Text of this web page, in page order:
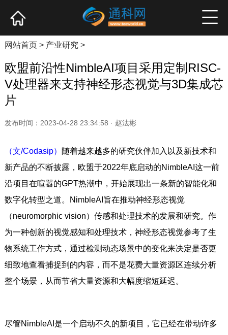
产业资讯 企业新品 高端访谈
网站首页> 产业研究 >
欧盟前沿性NimbleAI项目采用定制RISC-
V处理器来支持神经形态视觉与3D集成芯
片
发布时间：2023-04-28 23:34:58 · 赵法彬
（文/Codasip）
随着越来越多的研究伙伴加入以及新技术和
新产品的不断披露，欧盟于2022年底启动的NimbleAI这一前
沿项目在喧嚣的GPT热潮中，开始展现出一条新的智能化和
数字化转型之道。NimbleAI旨在推动神经形态视觉
（neuromorphic vision）传感和处理技术的发展和研究。作
为一种创新的视觉感知和处理技术，神经形态视觉参考了生
物系统工作方式，通过检测动态场景中的变化来决定是否更
细致地查看捕捉到的内容，而不是花费大量资源区连续分析
整个场景，从而节省大量资源和大幅度缩短延迟。
尽管NimbleAI是一个启动不久的新项目，它已经在带动许多